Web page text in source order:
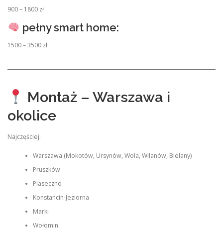
900 – 1800 zł
pełny smart home:
1500 – 3500 zł
Montaż – Warszawa i
okolice
Najczęściej:
Warszawa (Mokotów, Ursynów, Wola, Wilanów, Bielany)
Pruszków
Piaseczno
Konstancin-Jeziorna
Marki
Wołomin